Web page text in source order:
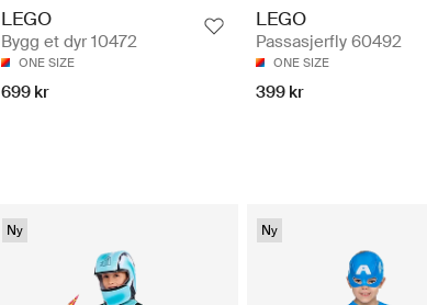
LEGO
Bygg et dyr 10472
ONE SIZE
699 kr
LEGO
Passasjerfly 60492
ONE SIZE
399 kr
Ny Ny